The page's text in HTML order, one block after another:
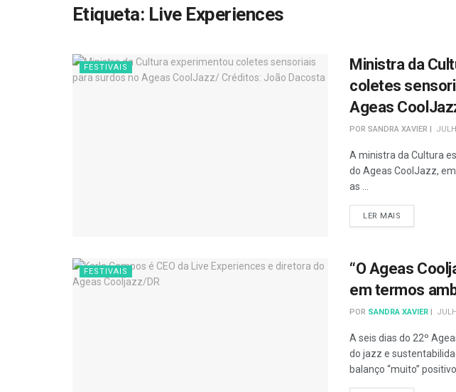
Etiqueta: Live Experiences
FESTIVAIS
Ministra da
coletes
Ageas
POR SANDRA XAVIER
A ministra da Cultura
do Ageas CoolJazz,
as ...
LER MAIS
FESTIVAIS
“O Ageas
em termos
POR SANDRA XAVIER
A seis dias do 22º
do jazz e
balanço “muito”